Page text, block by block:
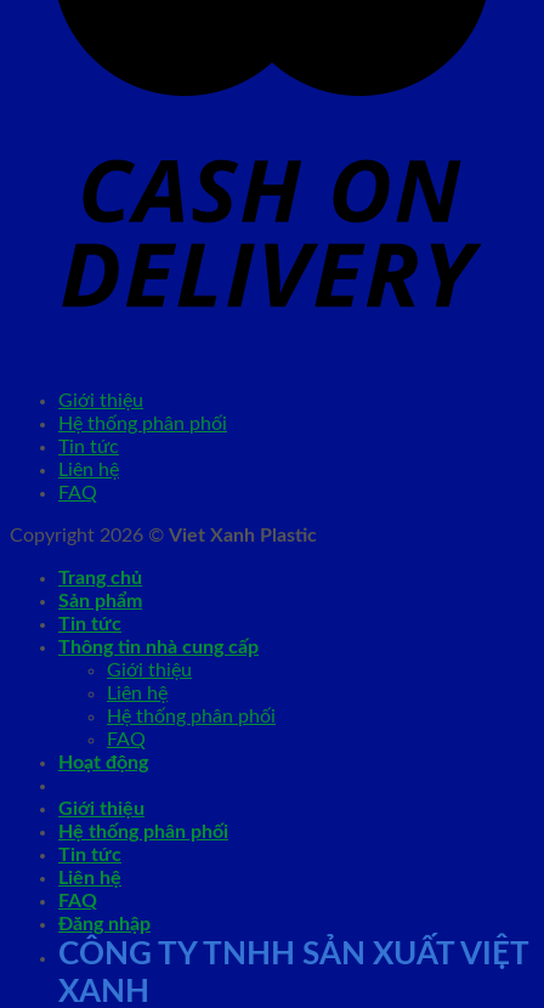
Giới thiệu
Hệ thống phân phối
Tin tức
Liên hệ
FAQ
Copyright 2026 © Viet Xanh Plastic
Trang chủ
Sản phẩm
Tin tức
Thông tin nhà cung cấp
Giới thiệu
Liên hệ
Hệ thống phân phối
FAQ
Hoạt động
Giới thiệu
Hệ thống phân phối
Tin tức
Liên hệ
FAQ
Đăng nhập
CÔNG TY TNHH SẢN XUẤT VIỆT
XANH